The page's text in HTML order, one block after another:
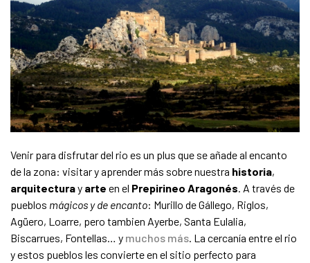
Venir para disfrutar del rio es un plus que se añade al encanto
de la zona: visitar y aprender más sobre nuestra historia,
arquitecturay arte en el Prepirineo Aragonés . A través de
pueblos mágicos y de encanto: Murillo de Gállego, Riglos,
Agüero, Loarre, pero tambien Ayerbe, Santa Eulalia,
Biscarrues, Fontellas… y muchos más . La cercanía entre el rio
y estos pueblos les convierte en el sitio perfecto para